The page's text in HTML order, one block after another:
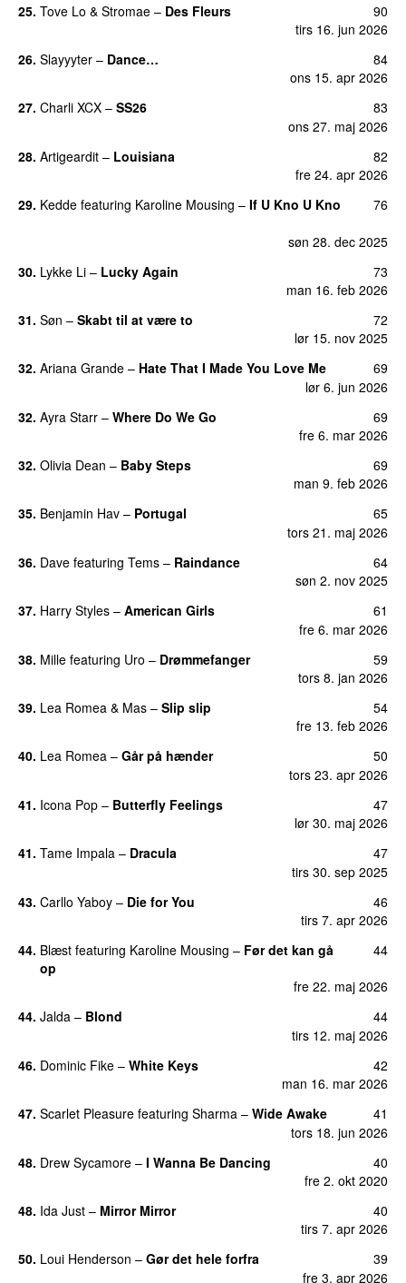
25. Tove Lo & Stromae – Des Fleurs
tirs 16. jun 2026
90
26. Slayyyter – Dance…
ons 15. apr 2026
84
27. Charli XCX – SS26
ons 27. maj 2026
83
28. Artigeardit – Louisiana
fre 24. apr 2026
82
29. Kedde featuring Karoline Mousing – If U Kno U Kno
søn 28. dec 2025
76
30. Lykke Li – Lucky Again
man 16. feb 2026
73
31. Søn – Skabt til at være to
lør 15. nov 2025
72
32. Ariana Grande – Hate That I Made You Love Me
lør 6. jun 2026
69
32. Ayra Starr – Where Do We Go
fre 6. mar 2026
69
32. Olivia Dean – Baby Steps
man 9. feb 2026
69
35. Benjamin Hav – Portugal
tors 21. maj 2026
65
36. Dave featuring Tems – Raindance
søn 2. nov 2025
64
37. Harry Styles – American Girls
fre 6. mar 2026
61
38. Mille featuring Uro – Drømmefanger
tors 8. jan 2026
59
39. Lea Romea & Mas – Slip slip
fre 13. feb 2026
54
40. Lea Romea – Går på hænder
tors 23. apr 2026
50
41. Icona Pop – Butterfly Feelings
lør 30. maj 2026
47
41. Tame Impala – Dracula
tirs 30. sep 2025
47
43. Carllo Yaboy – Die for You
tirs 7. apr 2026
46
44. Blæst featuring Karoline Mousing – Før det kan gå
op
fre 22. maj 2026
44
44. Jalda – Blond
tirs 12. maj 2026
44
46. Dominic Fike – White Keys
man 16. mar 2026
42
47. Scarlet Pleasure featuring Sharma – Wide Awake
tors 18. jun 2026
41
48. Drew Sycamore – I Wanna Be Dancing
fre 2. okt 2020
40
48. Ida Just – Mirror Mirror
tirs 7. apr 2026
40
50. Loui Henderson – Gør det hele forfra
fre 3. apr 2026
39